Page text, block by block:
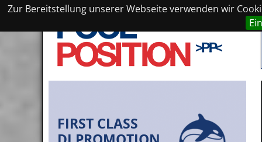
Zur Bereitstellung unserer Webseite verwenden wir
FIRST CLASS